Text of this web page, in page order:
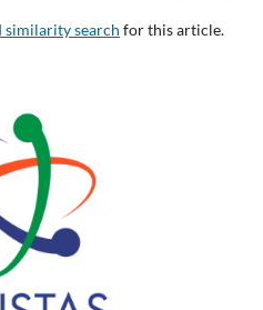
similarity search for this article.